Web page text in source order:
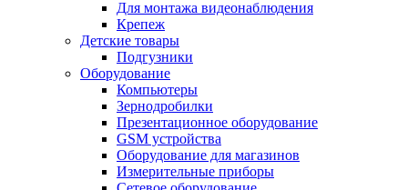
Для монтажа видеонаблюдения
Крепеж
Детские товары
Подгузники
Оборудование
Компьютеры
Зернодробилки
Презентационное оборудование
GSM устройства
Оборудование для магазинов
Измерительные приборы